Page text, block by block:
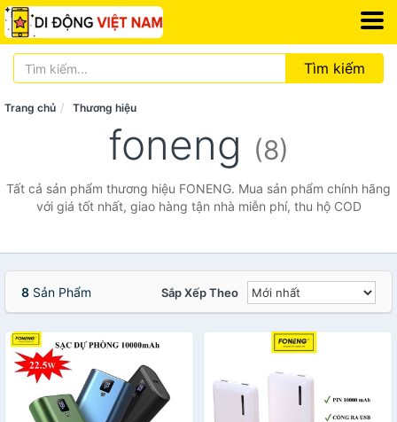
Tìm kiếm
Trang chủ Thương hiệu
foneng (8)
Tất cả sản phẩm thương hiệu FONENG. Mua sản phẩm chính hãng
với giá tốt nhất, giao hàng tận nhà miễn phí, thu hộ COD
8 Sản Phẩm Sắp Xếp Theo